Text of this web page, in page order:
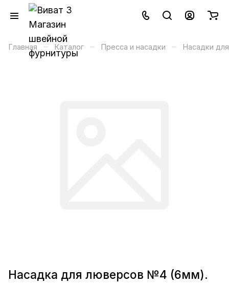
Главная – Каталог – Пресса и насадки – Насадки
Насадка для люверсов №4 (6мм).